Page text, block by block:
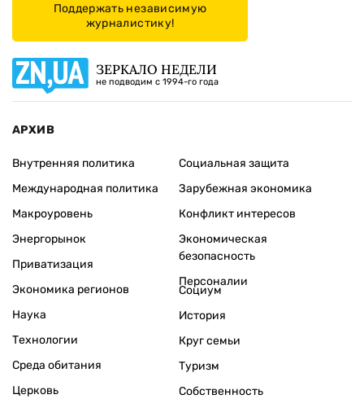
Поддержать независимую
журналистику!
ЗЕРКАЛО НЕДЕЛИ
не подводим с 1994-го года
АРХИВ
Внутренняя политика
Международная политика
Макроуровень
Энергорынок
Приватизация
Экономика регионов
Социальная защита
Зарубежная экономика
Конфликт интересов
Экономическая
безопасность
Персоналии
Наука
Технологии
Среда обитания
Церковь
Социум
История
Круг семьи
Туризм
Собственность